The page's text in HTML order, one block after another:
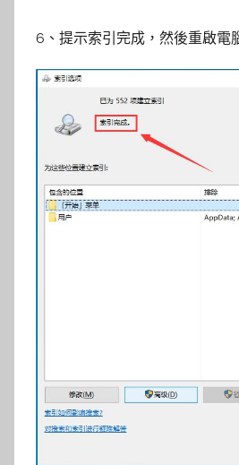
6、提示索引完成，然後重啟電